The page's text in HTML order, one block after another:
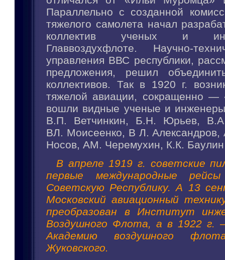
Параллельно с созданной
тяжелого самолета начал
коллектив ученых и
Главвоздухфлоте. Научно-
управления ВВС республики,
предложения, решил
коллективов. Так в 1920 г.
тяжелой авиации, сокращенно
вошли видные ученые и
В.П. Ветчинкин, Б.Н. Юрьев, В.А.
ВЛ. Моисеенко, В Л.
Носов, AM. Черемухин, К.К.
В апреле 1919 г. советские
первые международные
Советскую Республику. А 13
Московский авиационный
преобразован в Институт
Воздушного Флота, а в 1922 г.
Академию воздушного
Жуковского.